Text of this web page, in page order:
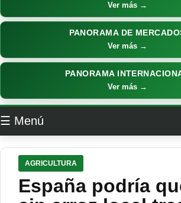
Ver más →
PANORAMA DE
Ver más →
PANORAMA
Ver más →
☰ Menú
AGRICULTURA
España podría